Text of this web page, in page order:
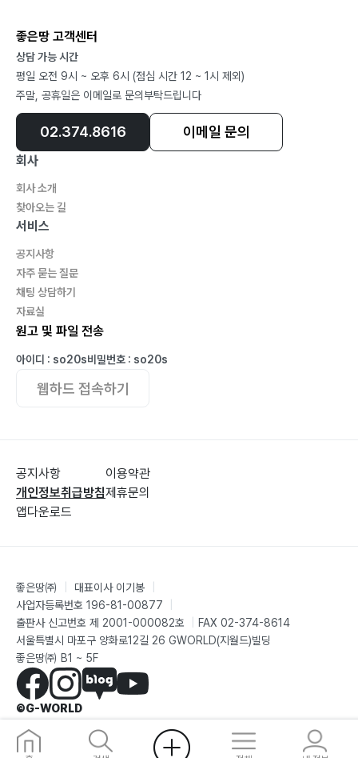
좋은땅 고객센터
상담 가능 시간
평일 오전 9시 ~ 오후 6시 (점심 시간 12 ~ 1시 제외)
주말, 공휴일은 이메일로 문의부탁드립니다
02.374.8616 이메일 문의
회사
회사 소개
찾아오는 길
서비스
공지사항
자주 묻는 질문
채팅 상담하기
자료실
원고 및 파일 전송
아이디 : so20s비밀번호 : so20s
웹하드 접속하기
공지사항
개인정보취급방침
앱다운로드
이용약관
제휴문의
좋은땅㈜ 대표이사 이기봉
사업자등록번호 196-81-00877
출판사 신고번호 제 2001-000082호
FAX 02-374-8614
서울특별시 마포구 양화로12길 26 GWORLD(지월드)빌딩
좋은땅㈜ B1 ~ 5F
©G-WORLD